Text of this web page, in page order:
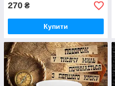
270 ₴
Купити